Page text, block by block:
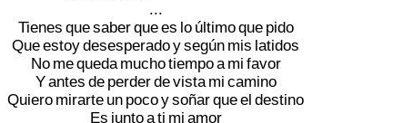
...
Tienes quesaberquees lo últimoque pido
Queestoydesesperadoysegún mis latidos
No mequeda muchotiempoa mi favor
Yantes de perderdevista mi camino
Quiero mirarte un pocoysoñarqueel destino
Es juntoati mi amor